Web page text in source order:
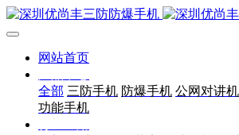
网站首页
全部 三防手机 防爆手机 公网对讲机
功能手机